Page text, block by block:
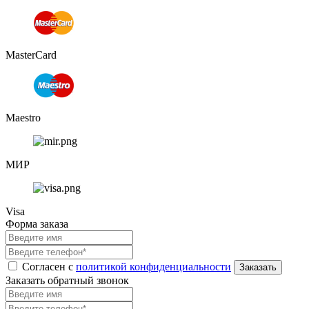
MasterCard
Maestro
МИР
Visa
Форма заказа
Согласен с политикой конфиденциальности
Заказать обратный звонок